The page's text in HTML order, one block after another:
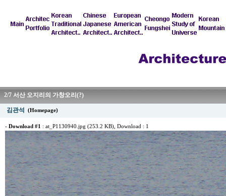
2/7 서산 오지리의 가창오리(?)
김관석 (Homepage)
- Download #1 : at_P1130940.jpg (253.2 KB) , Download : 1